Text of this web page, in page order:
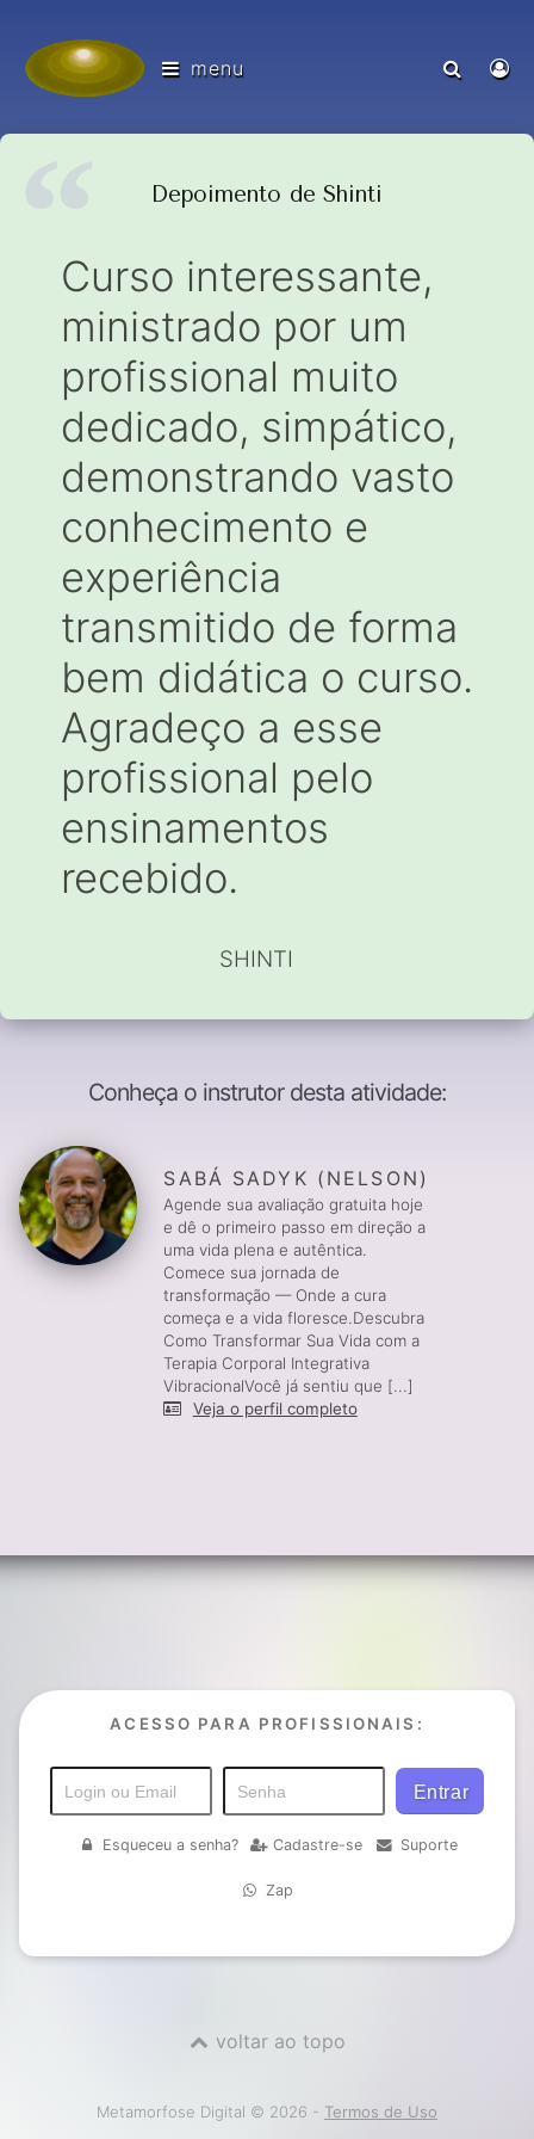
menu
Depoimento de Shinti
Curso interessante,
ministrado por um
profissional muito
dedicado, simpático,
demonstrando vasto
conhecimento e
experiência
transmitido de forma
bem didática o curso.
Agradeço a esse
profissional pelo
ensinamentos
recebido.
SHINTI
Conheça o instrutor desta atividade:
SABÁ SADYK (NELSON)
Agende sua avaliação gratuita hoje
e dê o primeiro passo em direção a
uma vida plena e autêntica.
Comece sua jornada de
transformação — Onde a cura
começa e a vida floresce.Descubra
Como Transformar Sua Vida com a
Terapia Corporal Integrativa
VibracionalVocê já sentiu que [...]
Veja o perfil completo
ACESSO PARA PROFISSIONAIS:
Esqueceu a senha? Cadastre-se Suporte
Zap
voltar ao topo
Metamorfose Digital © 2026 - Termos de Uso